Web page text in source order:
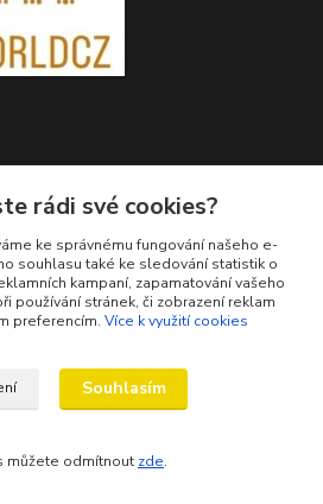
609
rádi své cookies?
ke správnému fungování našeho e-
souhlasu také ke sledování statistik o
kampaní, zapamatování vašeho
používání stránek, či zobrazení reklam
preferencím. Více k využití cookies
Souhlasím
můžete odmítnout zde.